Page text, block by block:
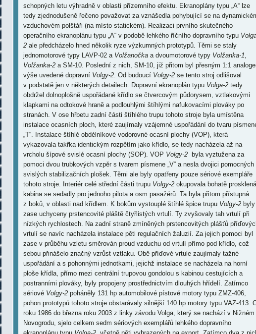
schopných letu výhradně v oblasti přízemního efektu. Ekranoplány typu „A“ lze
tedy zjednodušeně řečeno považovat za vznášedla pohybující se na
vzduchovém polštáři (na místo statickém). Realizaci prvního skutečného
operačního ekranoplánu typu „A“ v podobě lehkého říčního dopravního typu
2ale předcházelo hned několik ryze výzkumných prototypů. Těmi se staly
jednomotorové typy LAVP-02 a Volžanočkaa dvoumotorové typy Volžanka-1,
Volžanka-2a SM-10. Poslední z nich, SM-10, již přitom byl přesným 1:1
výše uvedené dopravní Volgy-2. Od budoucí Volgy-2se tento stroj odlišoval
v podstatě jen v některých detailech. Dopravní ekranoplán typu Volga-2tedy
obdržel dolnoplošně uspořádané křídlo se čtvercovým půdorysem, vztlakovými
klapkami na odtokové hraně a podlouhlými štíhlými nafukovacími plováky po
stranách. V ose hřbetu zadní části štíhlého trupu tohoto stroje byla umístěna
instalace ocasních ploch, které zaujímaly vzájemné uspořádání do tvaru
„T“. Instalace štíhlé obdélníkové vodorovné ocasní plochy (VOP), která
vykazovala takřka identickým rozpětím jako křídlo, se tedy nacházela až na
vrcholu šípové svislé ocasní plochy (SOP). VOP Volgy-2byla vyztužena za
pomoci dvou trubkových vzpěr s tvarem písmene „V“ a nesla dvojici pomocných
svislých stabilizačních plošek. Těmi ale byly opatřeny pouze sériové exempláře
tohoto stroje. Interiér celé střední části trupu Volgy-2okupovala bohatě prosklená
kabina se sedadly pro jednoho pilota a osm pasažérů. Ta byla přitom přístupná
z boků, v oblasti nad křídlem. K bokům vystouplé štíhlé špice trupu Volgy-2byly
zase uchyceny prstencovité pláště čtyřlistých vrtulí. Ty zvyšovaly tah vrtulí při
nízkých rychlostech. Na zadní straně zmíněných prstencovitých plášťů
vrtulí se navíc nacházela instalace pěti regulačních žaluzií. Za jejich pomoci byl
zase v průběhu vzletu směrován proud vzduchu od vrtulí přímo pod křídlo, což
sebou přinášelo značný vzrůst vztlaku. Obě příďové vrtule zaujímaly tažné
uspořádání a s pohonnými jednotkami, jejichž instalace se nacházela na horní
ploše křídla, přímo mezi centrální trupovou gondolou s kabinou cestujících a
postranními plováky, byly propojeny prostřednictvím dlouhých hřídelí. Zatímco
sériové Volgy-2poháněly 131 hp automobilové pístové motory typu ZMZ-406,
pohon prototypů tohoto stroje obstarávaly silnější 140 hp motory typu VAZ-413.
roku 1986 do března roku 2003 z linky závodu Volga, který se nachází v Nižném
Novogrodu, sjelo celkem sedm sériových exemplářů lehkého dopravního